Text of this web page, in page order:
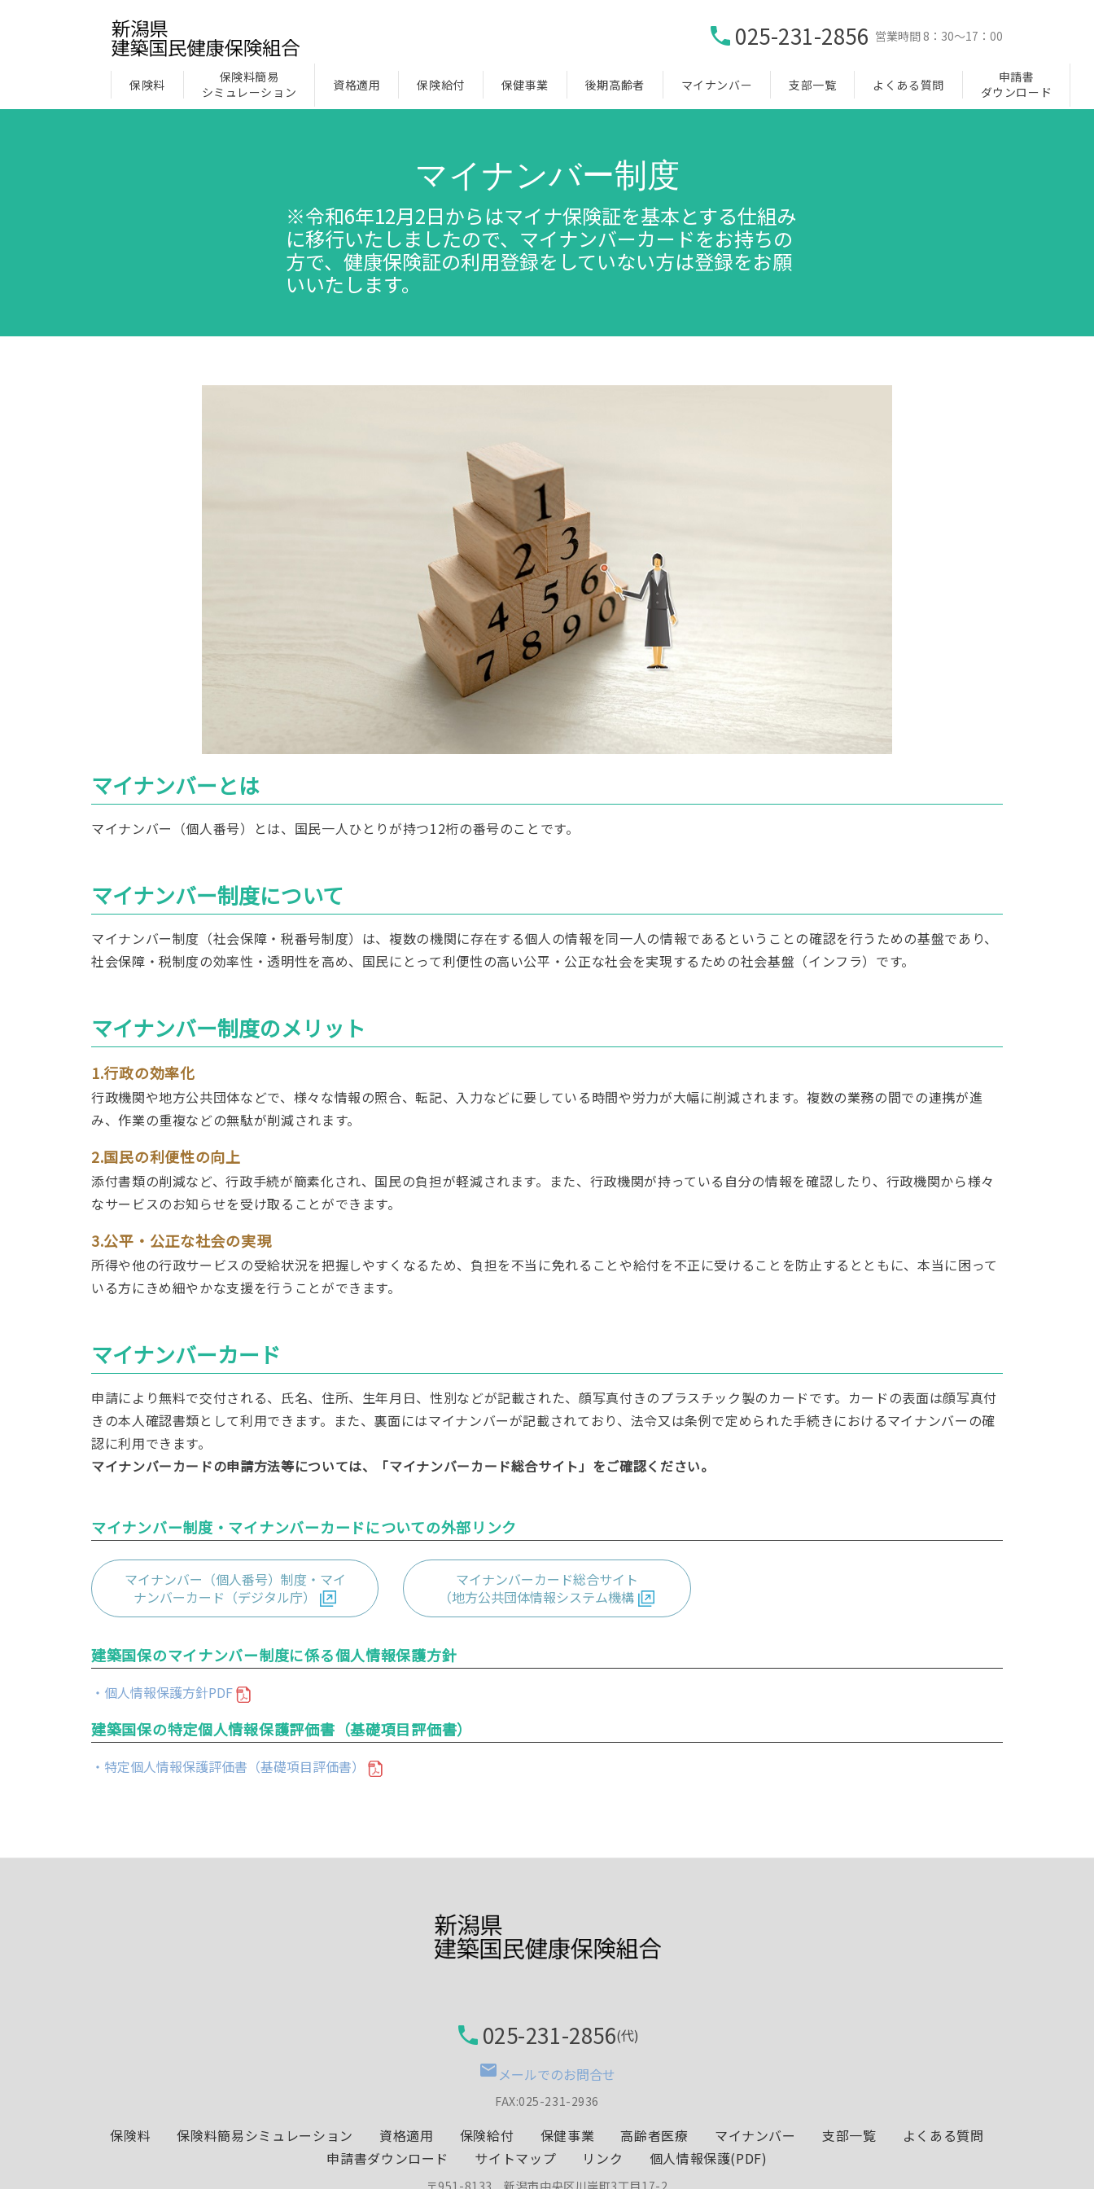
phone 025-231-2856 営業時間 8：30～17：00
保険料
保険料簡易
シミュレーション
資格適用 保険給付 保健事業 後期高齢者 マイナンバー 支部一覧 よくある質問
申請書
ダウンロード
マイナンバー制度
※令和6年12月2日からはマイナ保険証を基本とする仕組み
に移行いたしましたので、マイナンバーカードをお持ちの
方で、健康保険証の利用登録をしていない方は登録をお願
いいたします。
マイナンバーとは
マイナンバー（個人番号）とは、国民一人ひとりが持つ12桁の番号のことです。
マイナンバー制度について
マイナンバー制度（社会保障・税番号制度）は、複数の機関に存在する個人の情報を同一人の情報であるということの確認を行うための基盤であり、
社会保障・税制度の効率性・透明性を高め、国民にとって利便性の高い公平・公正な社会を実現するための社会基盤（インフラ）です。
マイナンバー制度のメリット
1.行政の効率化
行政機関や地方公共団体などで、様々な情報の照合、転記、入力などに要している時間や労力が大幅に削減されます。複数の業務の間での連携が進
み、作業の重複などの無駄が削減されます。
2.国民の利便性の向上
添付書類の削減など、行政手続が簡素化され、国民の負担が軽減されます。また、行政機関が持っている自分の情報を確認したり、行政機関から様々
なサービスのお知らせを受け取ることができます。
3.公平・公正な社会の実現
所得や他の行政サービスの受給状況を把握しやすくなるため、負担を不当に免れることや給付を不正に受けることを防止するとともに、本当に困って
いる方にきめ細やかな支援を行うことができます。
マイナンバーカード
申請により無料で交付される、氏名、住所、生年月日、性別などが記載された、顔写真付きのプラスチック製のカードです。カードの表面は顔写真付
きの本人確認書類として利用できます。また、裏面にはマイナンバーが記載されており、法令又は条例で定められた手続きにおけるマイナンバーの確
認に利用できます。
マイナンバーカードの申請方法等については、「マイナンバーカード総合サイト」をご確認ください。
マイナンバー制度・マイナンバーカードについての外部リンク
マイナンバー（個人番号）制度・マイ
ナンバーカード（デジタル庁）
マイナンバーカード総合サイト
（地方公共団体情報システム機構
建築国保のマイナンバー制度に係る個人情報保護方針
・個人情報保護方針PDF
建築国保の特定個人情報保護評価書（基礎項目評価書）
・特定個人情報保護評価書（基礎項目評価書）
phone 025-231-2856(代)
mail メールでのお問合せ
FAX:025-231-2936
保険料 保険料簡易シミュレーション 資格適用 保険給付 保健事業 高齢者医療 マイナンバー 支部一覧
よくある質問
申請書ダウンロード
サイトマップ リンク 個人情報保護(PDF)
〒951-8133 新潟市中央区川岸町3丁目17-2